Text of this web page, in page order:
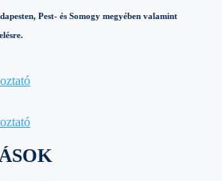
Pest- és Somogy megyében valamint